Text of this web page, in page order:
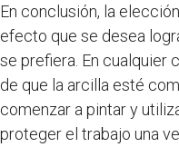
En conclusión, la
efecto que se desea
se prefiera. En cualquier
de que la arcilla esté
comenzar a pintar y
proteger el trabajo una